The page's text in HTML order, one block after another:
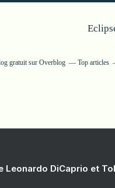
gratuit sur Overblog Top articles
Leonardo DiCaprio et